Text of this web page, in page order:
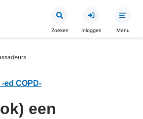
Zoeken Inloggen Menu
ed COPD-
een